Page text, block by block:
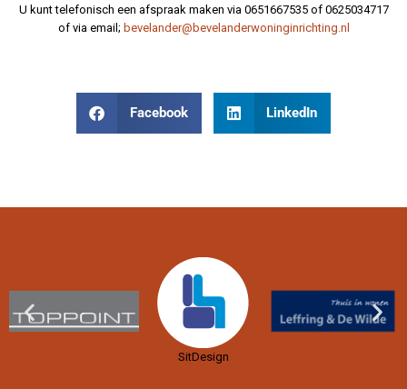
U kunt telefonisch een afspraak maken via 0651667535 of 0625034717
of via email; bevelander@bevelanderwoninginrichting.nl
Facebook LinkedIn
SitDesign